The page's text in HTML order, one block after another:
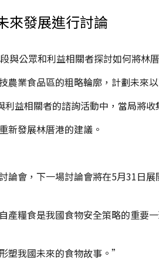
來發展進行討論
與公眾和利益相關者探討如何將林
農業食品區的粗略輪廓，計劃未來
益相關者的諮詢活動中，當局將
新發展林厝港的建議。
論會，下一場討論會將在5月31日
產糧食是我國食物安全策略的重
塑我國未來的食物故事。”